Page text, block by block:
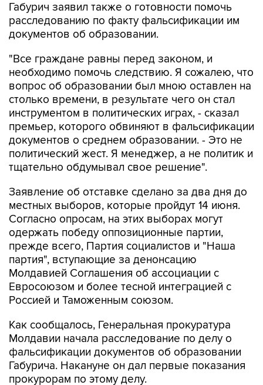
Габурич заявил также о готовности помочь
расследованию по факту фальсификации им
документов об образовании.
"Все граждане равны перед законом, и
необходимо помочь следствию. Я сожалею, что
вопрос об образовании был мною оставлен на
столько времени, в результате чего он стал
инструментом в политических играх, - сказал
премьер, которого обвиняют в фальсификации
документов о среднем образовании. - Это не
политический жест. Я менеджер, а не политик и
тщательно обдумывал свое решение".
Заявление об отставке сделано за два дня до
местных выборов, которые пройдут 14 июня.
Согласно опросам, на этих выборах могут
одержать победу оппозиционные партии,
прежде всего, Партия социалистов и "Наша
партия", вступающие за денонсацию
Молдавией Соглашения об ассоциации с
Евросоюзом и более тесной интеграцией с
Россией и Таможенным союзом.
Как сообщалось, Генеральная прокуратура
Молдавии начала расследование по делу о
фальсификации документов об образовании
Габурича. Накануне он дал первые показания
прокурорам по этому делу.